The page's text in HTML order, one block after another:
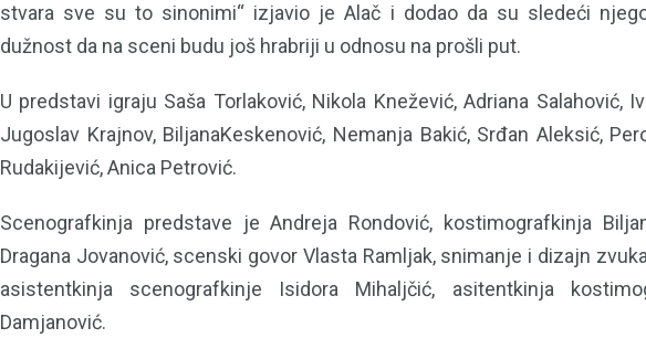
stvara sve su to sinonimi“ izjavio je Alač i dodao da su sledeći
dužnost da na sceni budu još hrabriji u odnosu na prošli put.
U predstavi igraju Saša Torlaković, Nikola Knežević, Adriana Salahović,
Jugoslav Krajnov, BiljanaKeskenović, Nemanja Bakić, Srđan Aleksić,
Rudakijević, Anica Petrović.
Scenografkinja predstave je Andreja Rondović, kostimografkinja
Dragana Jovanović, scenski govor Vlasta Ramljak, snimanje i dizajn
asistentkinja scenografkinje Isidora Mihaljčić, asitentkinja
Damjanović.